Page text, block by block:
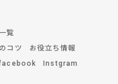
覧
コツ
お役立ち情報
Instgram